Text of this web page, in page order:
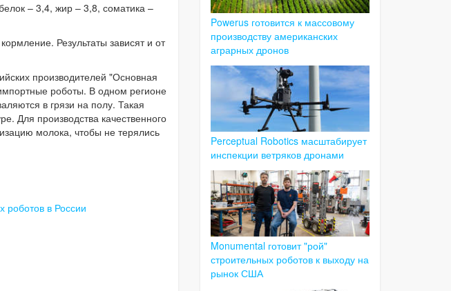
– 3,4, жир – 3,8, соматика –
Результаты зависят и от
производителей "Основная
роботы. В одном регионе
в грязи на полу. Такая
Для производства качественного
молока, чтобы не терялись
роботов в России
Powerus готовится к массовому
производству американских
аграрных дронов
Perceptual Robotics масштабирует
инспекции ветряков дронами
Monumental готовит "рой"
строительных роботов к выходу на
рынок США